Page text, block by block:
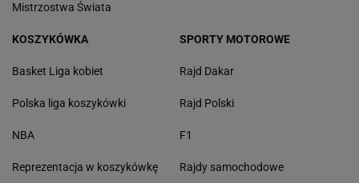
Mistrzostwa Świata
KOSZYKÓWKA
Basket Liga kobiet
Polska liga koszykówki
NBA
Reprezentacja w koszykówkę
SPORTY MOTOROWE
Rajd Dakar
Rajd Polski
F1
Rajdy samochodowe